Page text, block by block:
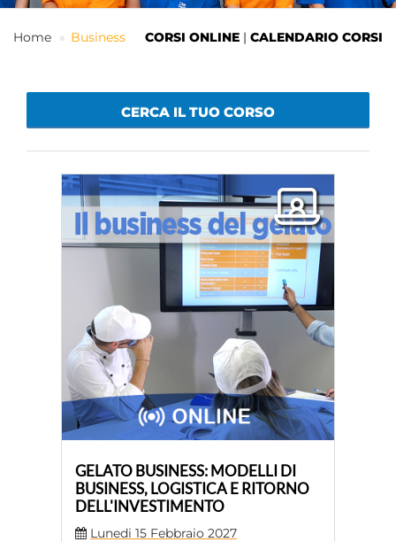
ACCEDI
Home Business CORSI ONLINE | CALENDARIO CORSI
CERCA IL TUO CORSO
GELATO BUSINESS: MODELLI DI
BUSINESS, LOGISTICA E RITORNO
DELL'INVESTIMENTO
Lunedi 15 Febbraio 2027